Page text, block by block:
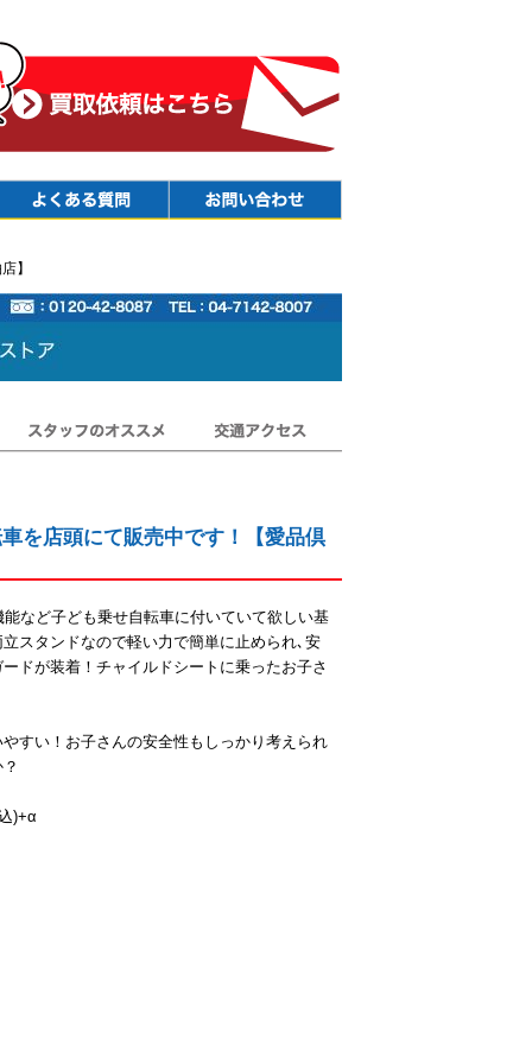
】
を店頭にて販売中です！【愛品倶
など子ども乗せ自転車に付いていて欲しい基
スタンドなので軽い力で簡単に止められ､安
ドが装着！チャイルドシートに乗ったお子さ
すい！お子さんの安全性もしっかり考えられ
)+α